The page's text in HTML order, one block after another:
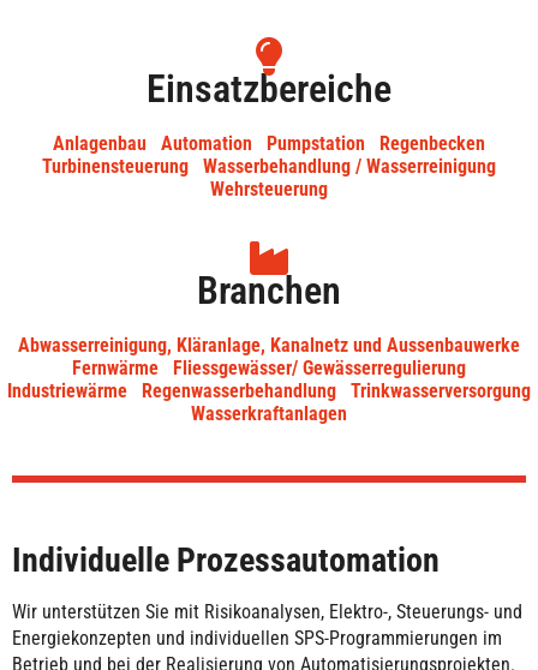
Einsatzbereiche
Anlagenbau Automation Pumpstation
Regenbecken
Turbinensteuerung
Wasserbehandlung / Wasserreinigung
Wehrsteuerung
Branchen
Abwasserreinigung, Kläranlage, Kanalnetz und Aussenbauwerke
Fernwärme
Fliessgewässer/ Gewässerregulierung
Industriewärme
Regenwasserbehandlung
Trinkwasserversorgung
Wasserkraftanlagen
Individuelle Prozessautomation
Wir unterstützen Sie mit Risikoanalysen, Elektro-, Steuerungs- und
Energiekonzepten und individuellen SPS-Programmierungen im
Betrieb und bei der Realisierung von Automatisierungsprojekten.